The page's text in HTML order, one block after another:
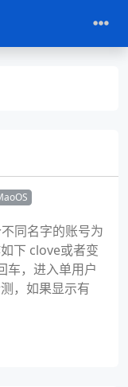
同名字的账号为
下 clove或者变
车，进入单用户
，如果显示有